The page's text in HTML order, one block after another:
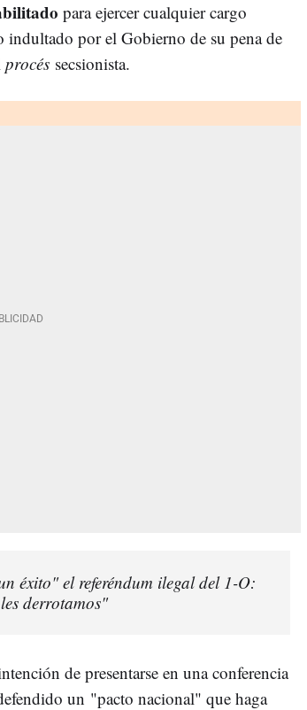
para ejercer cualquier cargo
indultado por el Gobierno de su pena de
procés secsionista.
éxito" el referéndum ilegal del 1-O:
derrotamos"
de presentarse en una conferencia
un "pacto nacional" que haga